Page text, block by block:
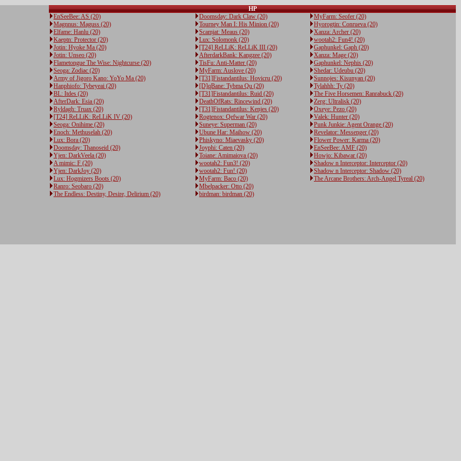
HP
EnSeeBee: AS (20)
Magnnus: Maguss (20)
Elfame: Hanlu (20)
Kaeptn: Protector (20)
Jotin: Hyoke Ma (20)
Jotin: Unseo (20)
Flametongue The Wise: Nightcurse (20)
Seoga: Zodiac (20)
Army of Jigoro Kano: YoYo Ma (20)
Hanphiofo: Tybeyeai (20)
BL: Itdes (20)
AfterDark: Esia (20)
Ryldagh: Truax (20)
[T24] ReLLiK: ReLLiK IV (20)
Seoga: Onihime (20)
Enoch: Methuselah (20)
Lux: Bora (20)
Doomsday: Thanoseid (20)
Yjen: DarkVeela (20)
A mimic: F (20)
Yjen: DarkJoy (20)
Lux: Hogmizers Boots (20)
Ranro: Seobaro (20)
The Endless: Destiny, Desire, Delirium (20)
Doomsday: Dark Claw (20)
Tourney Man I: His Minion (20)
Scamjat: Meaus (20)
Lux: Solomonk (20)
[T24] ReLLiK: ReLLiK III (20)
AfterdarkBank: Kangzee (20)
TisFu: Anti-Matter (20)
MyFarm: Auslove (20)
[T31]Fistandantilus: Hovicru (20)
[D]qBane: Tybma Qu (20)
[T31]Fistandantilus: Ruid (20)
DeathOfRats: Rincewind (20)
[T31]Fistandantilus: Kenjes (20)
Rogtenox: Qefwar War (20)
Suneye: Superman (20)
Ubune Har: Maihow (20)
Phiskyno: Miaevasky (20)
Joyphi: Caten (20)
Toiane: Amimaiova (20)
wootah2: Fun3! (20)
wootah2: Fun! (20)
MyFarm: Baco (20)
Mbelpacker: Otto (20)
birdman: birdman (20)
MyFarm: Seofer (20)
Hyorogtin: Conrueva (20)
Xanza: Archer (20)
wootah2: Fun4! (20)
Gaphunkel: Gaph (20)
Xanza: Mage (20)
Gaphunkel: Nephis (20)
Shedar: Udeubu (20)
Sunnojes: Kisunyan (20)
Tylahhh: Ty (20)
The Five Horsemen: Ranrabuck (20)
Zerg: Ultralisk (20)
Oxeye: Pezo (20)
Valek: Hunter (20)
Punk Junkie: Agent Orange (20)
Revelator: Messenger (20)
Flower Power: Karma (20)
EnSeeBee: AMF (20)
Howjo: Kibawar (20)
Shadow n Interceptor: Interceptor (20)
Shadow n Interceptor: Shadow (20)
The Arcane Brothers: Arch-Angel Tyreal (20)